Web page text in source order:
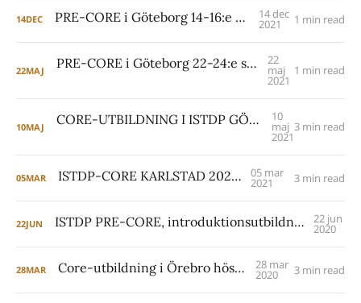
14DEC PRE-CORE i Göteborg 14-16:e mars 2022 14 dec
2021 1 min read
22MAJ PRE-CORE i Göteborg 22-24:e september 2021 22
maj
2021
1 min read
10MAJ CORE-UTBILDNING I ISTDP GÖTEBORG 2021-2023 10
maj
2021
3 min read
05MAR ISTDP-CORE KARLSTAD 2021-2024 05 mar
2021 3 min read
22JUN ISTDP PRE-CORE, introduktionsutbildning i Göteborg september 2020 22 jun
2020
28MAR Core-utbildning i Örebro hösten 2020 28 mar
2020 3 min read